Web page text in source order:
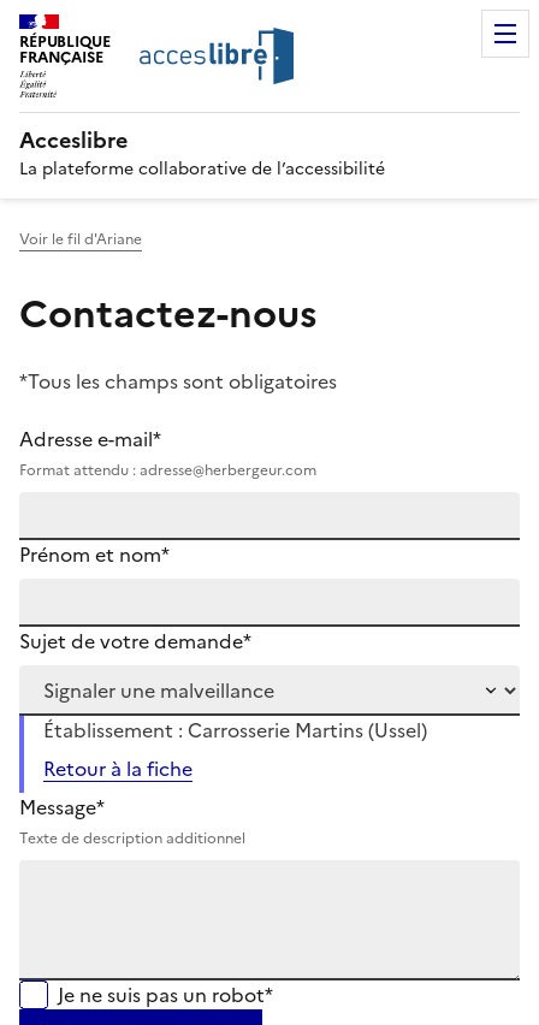
RÉPUBLIQUE
FRANÇAISE
Acceslibre
La plateforme collaborative de l’accessibilité
Voir le fil d'Ariane
Contactez-nous
*Tous les champs sont obligatoires
Adresse e-mail*
Format attendu : adresse@herbergeur.com
Prénom et nom*
Sujet de votre demande*
Établissement : Carrosserie Martins (Ussel)
Retour à la fiche
Message*
Texte de description additionnel
Je ne suis pas un robot*